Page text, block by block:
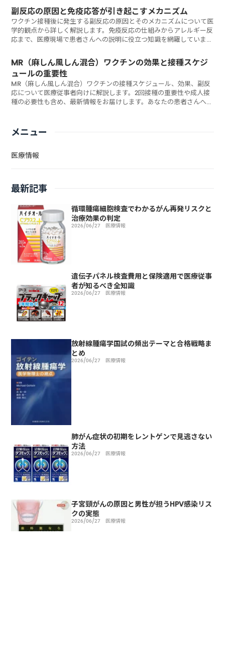
副反応の原因と免疫応答が引き起こすメカニズム
ワクチン接種後に発生する副反応の原因とそのメカニズムについて医
学的観点から詳しく解説します。免疫反応の仕組みからアレルギー反
応まで、医療現場で患者さんへの説明に役立つ知識を網羅していま
MR（麻しん風しん混合）ワクチンの効果と接種スケジ
ュールの重要性
MR（麻しん風しん混合）ワクチンの接種スケジュール、効果、副反
応について医療従事者向けに解説します。2回接種の重要性や成人接
種の必要性も含め、最新情報をお届けします。あなたの患者さんへの
メニュー
医療情報
最新記事
循環腫瘍細胞検査でわかるがん再発リスクと
治療効果の判定
2026/06/27 医療情報
遺伝子パネル検査費用と保険適用で医療従事
者が知るべき全知識
2026/06/27 医療情報
放射線腫瘍学国試の頻出テーマと合格戦略ま
とめ
2026/06/27 医療情報
肺がん症状の初期をレントゲンで見逃さない
方法
2026/06/27 医療情報
子宮頸がんの原因と男性が担うHPV感染リス
クの実態
2026/06/27 医療情報